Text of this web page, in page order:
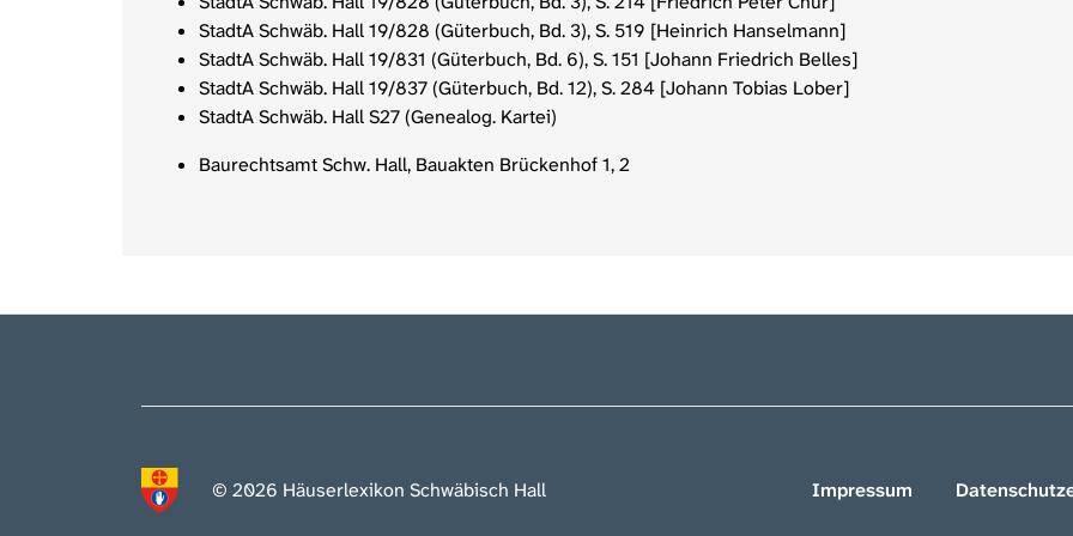
StadtA Schwäb. Hall 19/828 (Güterbuch, Bd. 3), S. 519 [Heinrich Hanselmann]
StadtA Schwäb. Hall 19/831 (Güterbuch, Bd. 6), S. 151 [Johann Friedrich Belles]
StadtA Schwäb. Hall 19/837 (Güterbuch, Bd. 12), S. 284 [Johann Tobias Lober]
StadtA Schwäb. Hall S27 (Genealog. Kartei)
Baurechtsamt Schw. Hall, Bauakten Brückenhof 1, 2
© 2026 Häuserlexikon Schwäbisch Hall Impressum